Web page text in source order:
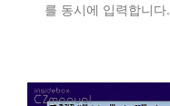
를 동시에 입력합니다.